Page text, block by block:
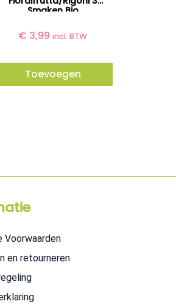
Smaken Bio
€ 3,99 incl. BTW
Toevoegen
Voorwaarden
en retourneren